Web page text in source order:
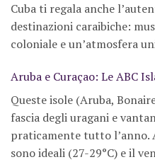
Cuba ti regala anche
destinazioni caraibiche:
coloniale e un’atmosfera
Aruba e Curaçao: Le ABC
Queste isole (Aruba,
fascia degli uragani e
praticamente tutto l’anno.
sono ideali (27-29°C) e il